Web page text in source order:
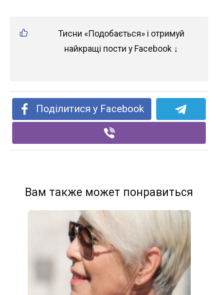
Тисни «Подобається» і отримуй
найкращі пости у Facebook ↓
Поділитися у Facebook
Вам также может понравиться